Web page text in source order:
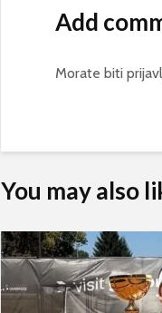
Add
Morate biti
You may also